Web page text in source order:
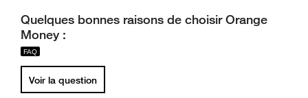
Quelques bonnes raisons de choisir Orange
Money :
Voir la question